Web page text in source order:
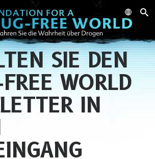
SIE DEN
WORLD
IN